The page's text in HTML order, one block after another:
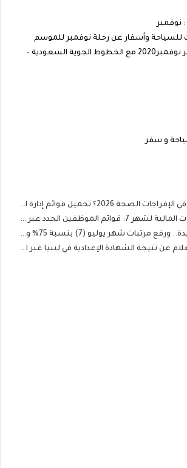
: نوفمبر
للسياحة وأسفار عن رحلة نوفمبر للموسم
قوائم إدارة الخدمات الصحية للطبية والمساعدة
منظومة "راتبك لحظي" بجميع القطاعات والبلديات
(7) بنسبة 75% وصرف العلاوة السنوية وتغييرات المسار لعدد من الموظفين
في ليبيا غبر الرقم الموحد( 11111): وزير التعليم يعتمد نتيجة الإعدادية 2026 بنسبة نجاح 75.46%